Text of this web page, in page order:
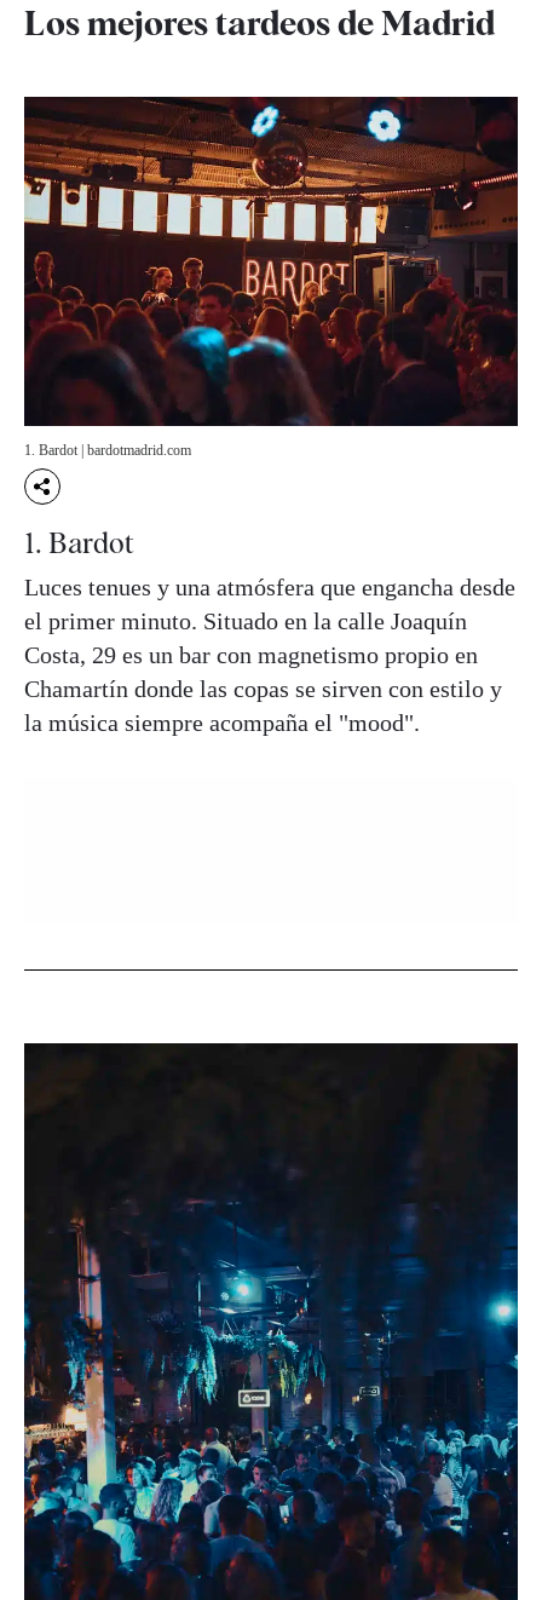
Los mejores tardeos de Madrid
1. Bardot | bardotmadrid.com
1. Bardot
Luces tenues y una atmósfera que engancha desde
el primer minuto. Situado en la calle Joaquín
Costa, 29 es un bar con magnetismo propio en
Chamartín donde las copas se sirven con estilo y
la música siempre acompaña el "mood".